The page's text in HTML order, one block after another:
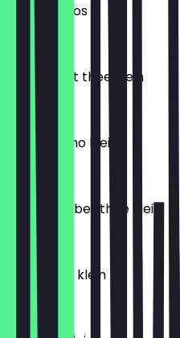
slagroom los
€ 0,90
verse munt thee klein
€ 3,80
mocchacino klein
€ 4,70
verse gember thee klein
€ 3,80
babychino klein
€ 2,30